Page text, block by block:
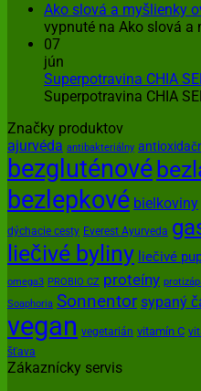
Ako slová a myšlienky
vypnuté na Ako slová a
07
jún
Superpotravina CHIA
Superpotravina CHIA
Značky produktov
ajurvéda antibakteriálny
bezgluténové
bezlepkové bielkoviny
dýchacie cesty Everest Ayurveda
liečivé byliny liečivé
omega3 PROBIO CZ proteíny
Soaphoria Sonnentor sypaný
vegan vegetarián vitamín C
šťava
Zákaznícky servis